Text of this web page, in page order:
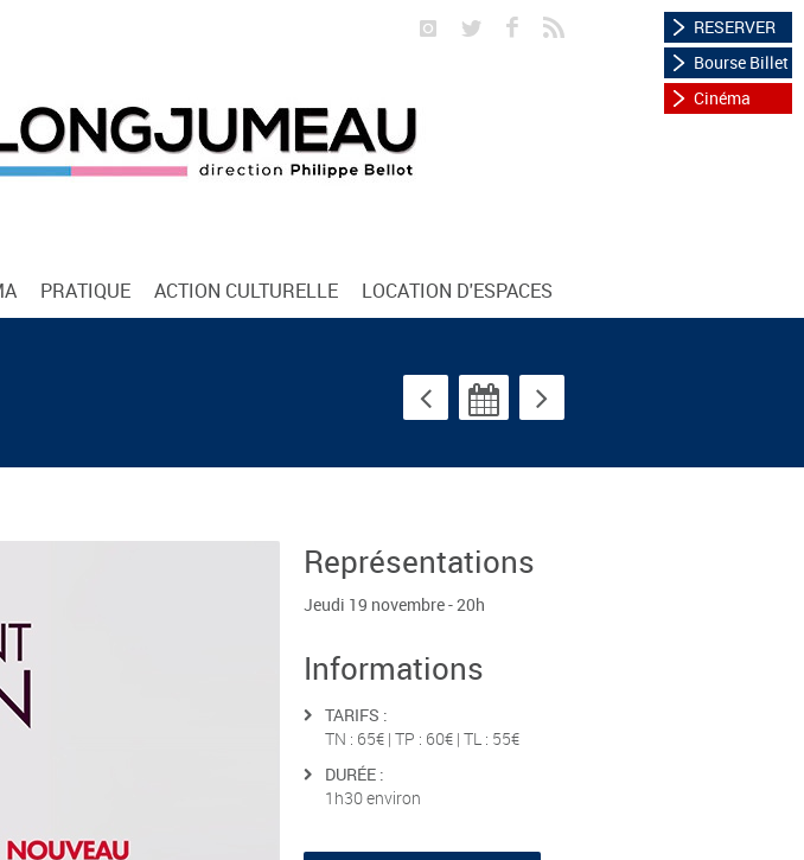
RESERVER
Bourse Billet
Cinéma
PRATIQUE ACTION CULTURELLE LOCATION D'ESPACES
Représentations
Jeudi 19 novembre - 20h
Informations
TARIFS :
TN : 65€ | TP : 60€ | TL : 55€
DURÉE :
1h30 environ